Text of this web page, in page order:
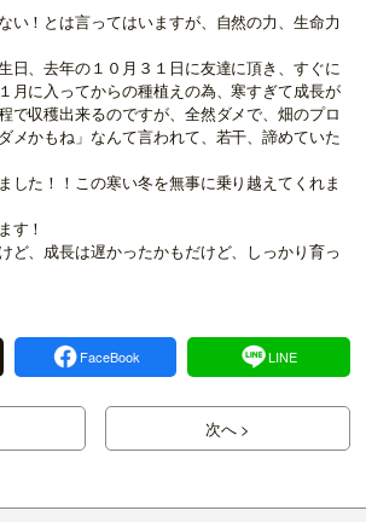
い！とは言ってはいますが、自然の力、生命力
日、去年の１０月３１日に友達に頂き、すぐに
月に入ってからの種植えの為、寒すぎて成長が
で収穫出来るのですが、全然ダメで、畑のプロ
メかもね」なんて言われて、若干、諦めていた
した！！この寒い冬を無事に乗り越えてくれま
す！
ど、成長は遅かったかもだけど、しっかり育っ
FaceBook LINE
次へ >